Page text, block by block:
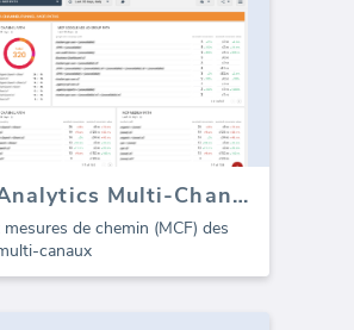
Google Analytics Multi-Channel Funnels Paths
de chemin (MCF) des
canaux